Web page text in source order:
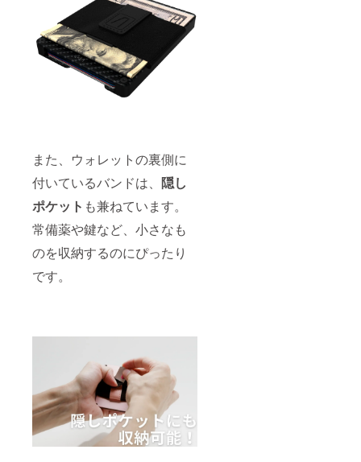
また、ウォレットの裏側に
付いているバンドは、 隠し
ポケット も兼ねています。
常備薬や鍵など、小さなも
のを収納するのにぴったり
です。